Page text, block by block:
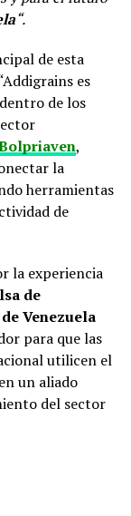
“.
de esta
es
de los
,
la
herramientas
de
la experiencia
de
Venezuela
para que las
utilicen el
un aliado
del sector